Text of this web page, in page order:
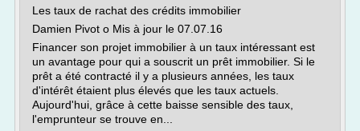
Les taux de rachat des crédits immobilier
Damien Pivot o Mis à jour le 07.07.16
Financer son projet immobilier à un taux intéressant est
un avantage pour qui a souscrit un prêt immobilier. Si le
prêt a été contracté il y a plusieurs années, les taux
d'intérêt étaient plus élevés que les taux actuels.
Aujourd'hui, grâce à cette baisse sensible des taux,
l'emprunteur se trouve en...